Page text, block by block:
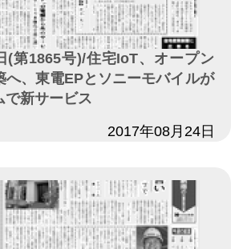
(第1865号)/住宅IoT、オープン
へ、東電EPとソニーモバイルが
で新サービス
2017年08月24日